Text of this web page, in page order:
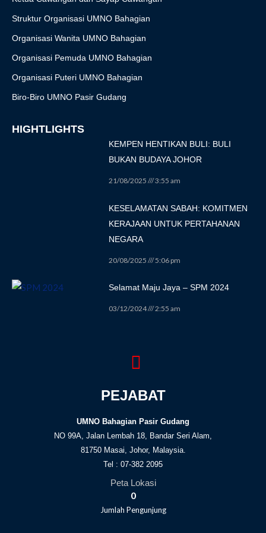
Struktur Organisasi UMNO Bahagian
Organisasi Wanita UMNO Bahagian
Organisasi Pemuda UMNO Bahagian
Organisasi Puteri UMNO Bahagian
Biro-Biro UMNO Pasir Gudang
HIGHTLIGHTS
KEMPEN HENTIKAN BULI: BULI
BUKAN BUDAYA JOHOR
21/08/2025 3:55 am
KESELAMATAN SABAH: KOMITMEN
KERAJAAN UNTUK PERTAHANAN
NEGARA
20/08/2025 5:06 pm
Selamat Maju Jaya – SPM 2024
03/12/2024 2:55 am
PEJABAT
UMNO Bahagian Pasir Gudang
NO 99A, Jalan Lembah 18, Bandar Seri Alam,
81750 Masai, Johor, Malaysia.
Tel : 07-382 2095
Peta Lokasi
Jumlah Pengunjung
0